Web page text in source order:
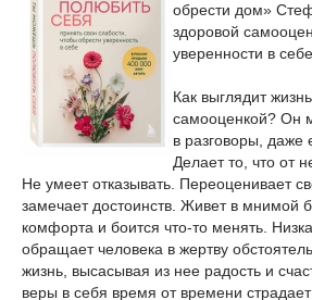
обрести дом»
здоровой
уверенности в себе.
Как выглядит
самооценкой? Он
в разговоры, даже
Делает то, что от
Не умеет отказывать. Переоценивает
замечает достоинств. Живет в мнимой
комфорта и боится что-то менять.
обращает человека в жертву
жизнь, высасывая из нее радость и
веры в себя время от времени